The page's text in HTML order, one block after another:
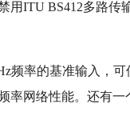
用ITU BS412多路传
频率的基准输入，
率网络性能。还有